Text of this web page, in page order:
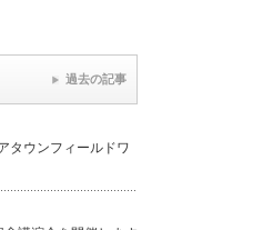
ウンフィールドワ
過去の記事